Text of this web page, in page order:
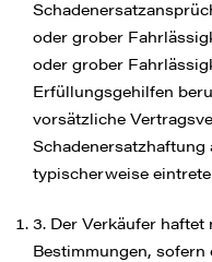
oder grober
oder grober
Erfüllungsgehilfen
vorsätzliche
Schadenersatzhaftung
typischerweise
3. Der Verkäufer haftet
Bestimmungen,